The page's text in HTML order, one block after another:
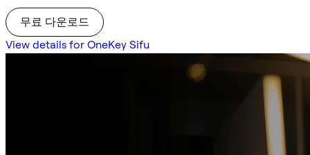
무료 다운로드
View details for OneKey Sifu